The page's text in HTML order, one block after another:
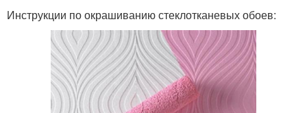
Инструкции по окрашиванию стеклотканевых обоев: